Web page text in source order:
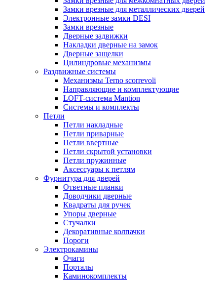
Замки врезные для металлических дверей
Электронные замки DESI
Замки врезные
Дверные задвижки
Накладки дверные на замок
Дверные защелки
Цилиндровые механизмы
Раздвижные системы
Механизмы Terno scorrevoli
Направляющие и комплектующие
LOFT-cистема Mantion
Системы и комплекты
Петли
Петли накладные
Петли приварные
Петли ввертные
Петли скрытой установки
Петли пружинные
Аксессуары к петлям
Фурнитура для дверей
Ответные планки
Доводчики дверные
Квадраты для ручек
Упоры дверные
Стучалки
Декоративные колпачки
Пороги
Электрокамины
Очаги
Порталы
Каминокомплекты